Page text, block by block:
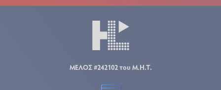
ΜΕΛΟΣ #242102 του Μ.Η.Τ.